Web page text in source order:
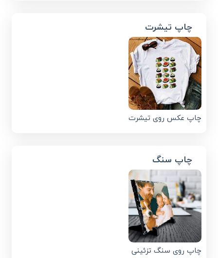
چاپ تیشرت
چاپ عکس روی تیشرت
چاپ سنگ
چاپ روی سنگ تزئینی